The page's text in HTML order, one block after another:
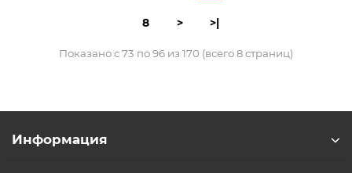
8 > >|
Показано с 73 по 96 из 170 (всего 8 страниц)
Информация